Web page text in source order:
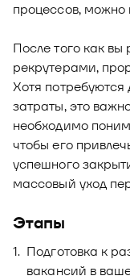
процессов, можно
После того как
рекрутерами,
Хотя
затраты, это
необходимо
чтобы его
успешного
массовый уход
Этапы
Подготовка к
вакансий в